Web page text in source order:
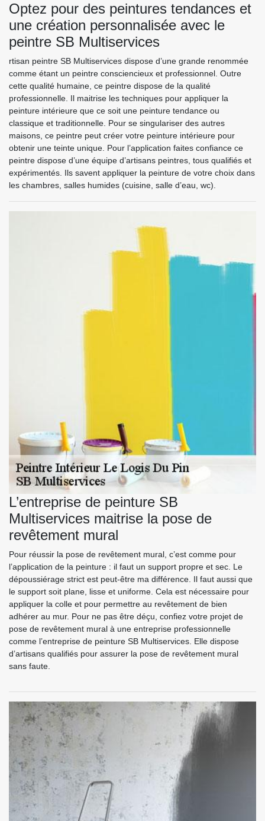
Optez pour des peintures tendances et
une création personnalisée avec le
peintre SB Multiservices
rtisan peintre SB Multiservices dispose d’une grande renommée
comme étant un peintre consciencieux et professionnel. Outre
cette qualité humaine, ce peintre dispose de la qualité
professionnelle. Il maitrise les techniques pour appliquer la
peinture intérieure que ce soit une peinture tendance ou
classique et traditionnelle. Pour se singulariser des autres
maisons, ce peintre peut créer votre peinture intérieure pour
obtenir une teinte unique. Pour l’application faites confiance ce
peintre dispose d’une équipe d’artisans peintres, tous qualifiés et
expérimentés. Ils savent appliquer la peinture de votre choix dans
les chambres, salles humides (cuisine, salle d’eau, wc).
L’entreprise de peinture SB
Multiservices maitrise la pose de
revêtement mural
Pour réussir la pose de revêtement mural, c’est comme pour
l’application de la peinture : il faut un support propre et sec. Le
dépoussiérage strict est peut-être ma différence. Il faut aussi que
le support soit plane, lisse et uniforme. Cela est nécessaire pour
appliquer la colle et pour permettre au revêtement de bien
adhérer au mur. Pour ne pas être déçu, confiez votre projet de
pose de revêtement mural à une entreprise professionnelle
comme l’entreprise de peinture SB Multiservices. Elle dispose
d’artisans qualifiés pour assurer la pose de revêtement mural
sans faute.